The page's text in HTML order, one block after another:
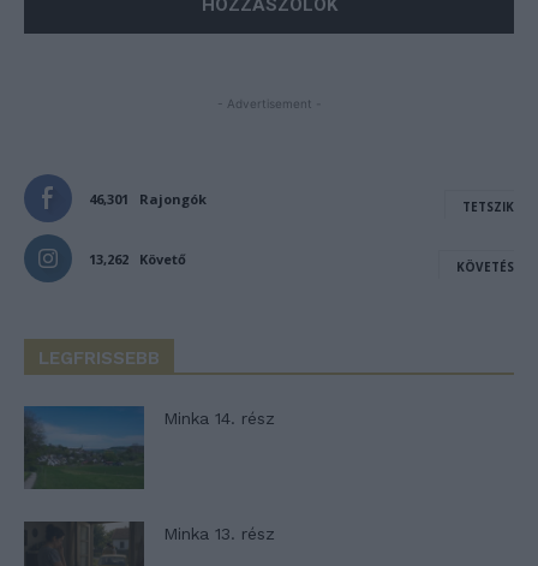
- Advertisement -
46,301 Rajongók TETSZIK
13,262 Követő KÖVETÉS
LEGFRISSEBB
Minka 14. rész
Minka 13. rész